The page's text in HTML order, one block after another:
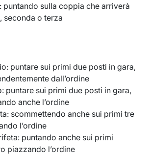
puntando sulla coppia che arriverà
seconda o terza
puntare sui primi due posti in gara,
dall’ordine
puntare sui primi due posti in gara,
anche l’ordine
scommettendo anche sui primi tre
l’ordine
puntando anche sui primi
piazzando l’ordine